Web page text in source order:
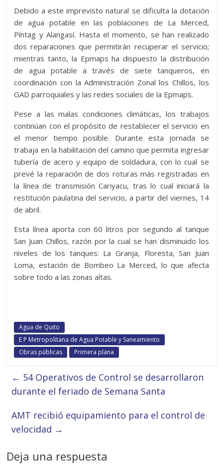
Debido a este imprevisto natural se dificulta la dotación
de agua potable en las poblaciones de La Merced,
Píntag y Alangasí. Hasta el momento, se han realizado
dos reparaciones que permitirán recuperar el servicio;
mientras tanto, la Epmaps ha dispuesto la distribución
de agua potable a través de siete tanqueros, en
coordinación con la Administración Zonal los Chillos, los
GAD parroquiales y las redes sociales de la Epmaps.
Pese a las malas condiciones climáticas, los trabajos
continúan con el propósito de restablecer el servicio en
el menor tiempo posible. Durante esta jornada se
trabaja en la habilitación del camino que permita ingresar
tubería de acero y equipo de soldadura, con lo cual se
prevé la reparación de dos roturas más registradas en
la línea de transmisión Cariyacu, tras lo cual iniciará la
restitución paulatina del servicio, a partir del viernes, 14
de abril.
Esta línea aporta con 60 litros por segundo al tanque
San Juan Chillos, razón por la cual se han disminuido los
niveles de los tanques: La Granja, Floresta, San Juan
Loma, estación de Bombeo La Merced, lo que afecta
sobre todo a las zonas altas.
Agua de Quito
E P Metropolitana de Agua Potable y Saneamiento
Obras públicas
Primera plana
← 54 Operativos de Control se desarrollaron
durante el feriado de Semana Santa
AMT recibió equipamiento para el control de
velocidad →
Deja una respuesta